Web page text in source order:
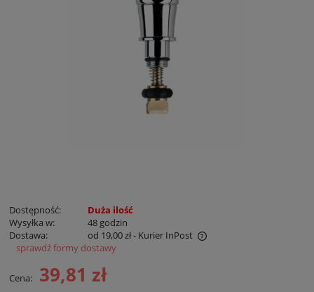
Dostępność:
Duża ilość
Wysyłka w:
48 godzin
Dostawa:
od 19,00 zł- Kurier InPost
Cena nie zawiera ewentualnych kosztów płatności
sprawdź formy dostawy
Cena: 39,81 zł